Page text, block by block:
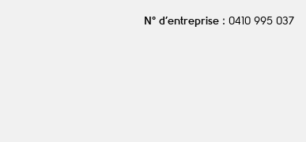
N° d’entreprise : 0410 995 037